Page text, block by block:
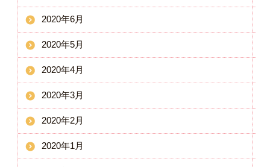
2020年6月
2020年5月
2020年4月
2020年3月
2020年2月
2020年1月